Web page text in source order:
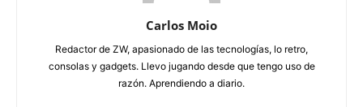
Carlos Moio
Redactor de ZW, apasionado de las tecnologías, lo retro,
consolas y gadgets. Llevo jugando desde que tengo uso de
razón. Aprendiendo a diario.